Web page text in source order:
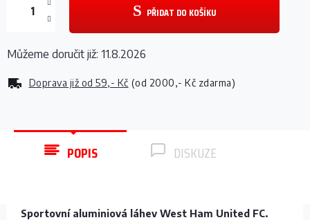
Doprava již od 59,- Kč (od 2000,- Kč zdarma)
PŘIDAT DO KOŠÍKU
Můžeme doručit již: 11.8.2026
POPIS DISKUZE
Sportovní aluminiová láhev West Ham United FC.